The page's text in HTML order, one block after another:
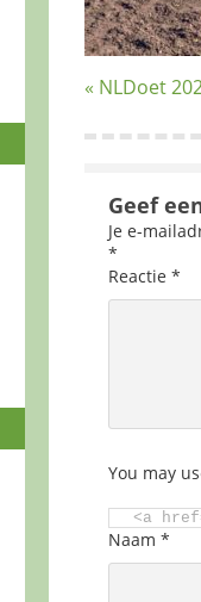
« NLDoet
Geef
Je e-
*
Reactie *
You may
<a
Naam *